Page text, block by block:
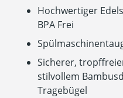
Hochwertiger
BPA Frei
Sicherer,
stilvollem
Tragebügel